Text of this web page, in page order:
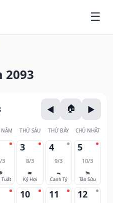
2093
THỨ SÁU THỨ BẢY CHỦ NHẬT
3
Tuất
3
8/3
🐖
Kỷ Hợi
4
9/3
🐀
Canh Tý
5
10/3
🐂
Tân Sửu
10 11 12